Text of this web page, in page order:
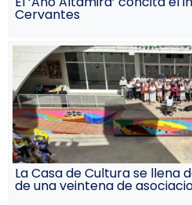
Cervantes
La Casa de Cultura se llena
de una veintena de